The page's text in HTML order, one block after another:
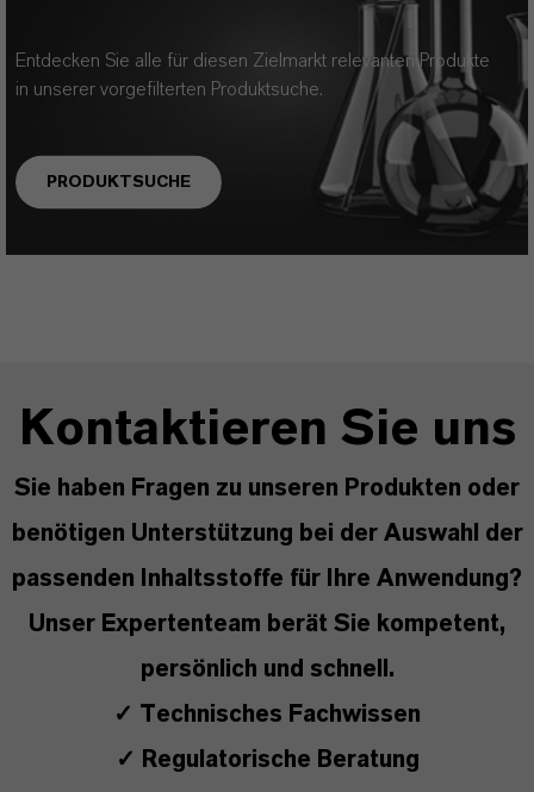
Entdecken Sie alle für diesen Zielmarkt relevanten Produkte
in unserer vorgefilterten Produktsuche.
PRODUKTSUCHE
Kontaktieren Sie uns
Sie haben Fragen zu unseren Produkten oder
benötigen Unterstützung bei der Auswahl der
passenden Inhaltsstoffe für Ihre Anwendung?
Unser Expertenteam berät Sie kompetent,
persönlich und schnell.
✓ Technisches Fachwissen
✓ Regulatorische Beratung